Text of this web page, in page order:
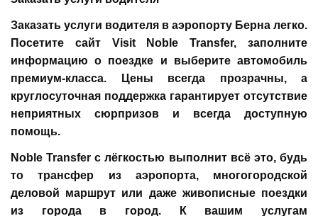
Заказать услуги водителя в аэропорту Берна легко.
Посетите сайт Visit Noble Transfer, заполните
информацию о поездке и выберите автомобиль
премиум-класса. Цены всегда прозрачны, а
круглосуточная поддержка гарантирует отсутствие
неприятных сюрпризов и всегда доступную
помощь.
Noble Transfer с лёгкостью выполнит всё это, будь
то трансфер из аэропорта, многогородской
деловой маршрут или даже живописные поездки
из города в город. К вашим услугам